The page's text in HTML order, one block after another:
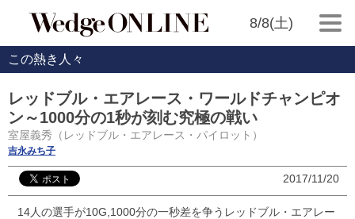
8/8(土)
この熱き人々
レッドブル・エアレース・ワールドチャンピオ
ン～1000分の1秒が刻む究極の戦い
室屋義秀（レッドブル・エアレース・パイロット）
吉永みち子
2017/11/20
14人の選手が10G,1000分の一秒差を争うレッドブル・エアレー